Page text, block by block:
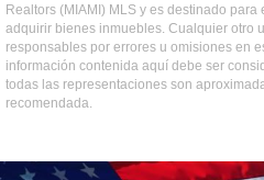
Realtors (MIAMI) MLS y es destinado
adquirir bienes inmuebles. Cualquier otro
responsables por errores u omisiones en
información contenida aquí debe ser
todas las representaciones son
recomendada.